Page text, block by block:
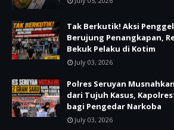
Tak Berkutik! Aksi
Berujung Penangkapan,
Bekuk Pelaku di Kotim
July 03, 2026
Polres Seruyan
dari Tujuh Kasus,
bagi Pengedar Narkoba
July 03, 2026